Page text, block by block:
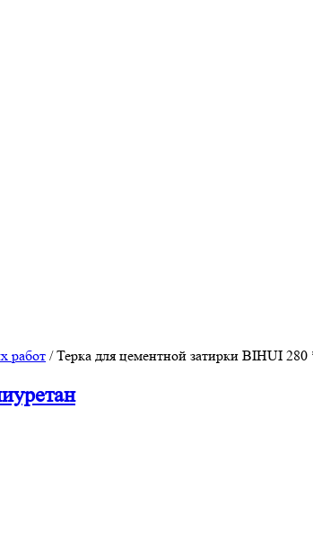
работ /Терка для цементной затирки BIHUI